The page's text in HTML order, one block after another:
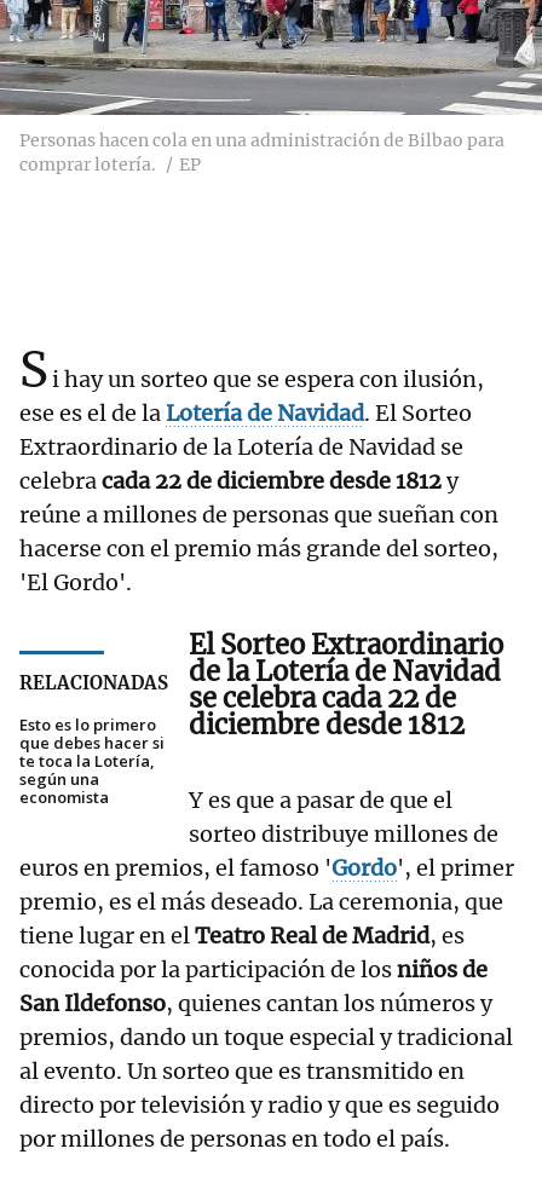
Personas hacen cola en una administración de Bilbao para
comprar lotería.
EP
Si hay un sorteo que se espera con ilusión,
ese es el de laLotería de Navidad. El Sorteo
Extraordinario de la Lotería de Navidad se
celebracada 22 de diciembre desde 1812y
reúne a millones de personas que sueñan con
hacerse con el premio más grande del sorteo,
'El Gordo'.
RELACIONADAS
Esto es lo primero
que debes hacer si
te toca la Lotería,
según una
economista
El Sorteo Extraordinario
de la Lotería de Navidad
se celebracada 22 de
diciembre desde 1812
Y es que a pasar de que el
sorteo distribuye millones de
euros en premios, el famoso 'Gordo', el primer
premio, es el más deseado. La ceremonia, que
tiene lugar en elTeatro Real de Madrid, es
conocida por la participación de losniños de
San Ildefonso, quienes cantan los números y
premios, dando un toque especial y tradicional
al evento. Un sorteo que es transmitido en
directo por televisión y radio y que es seguido
por millones de personas en todo el país.